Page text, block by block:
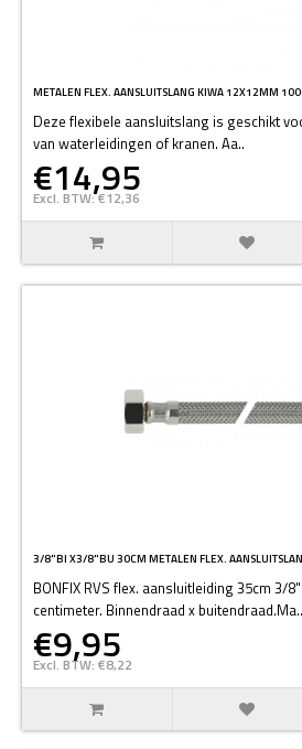
METALEN FLEX. AANSLUITSLANG KIWA 12X12MM
Deze flexibele aansluitslang is geschikt
van waterleidingen of kranen. Aa..
€14,95
Excl. BTW: €12,36
3/8"BI X3/8"BU 30CM METALEN FLEX.
BONFIX RVS flex. aansluitleiding 35cm 3/
centimeter. Binnendraad x buitendraad.Ma..
€9,95
Excl. BTW: €8,22